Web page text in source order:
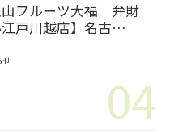
山フルーツ大福 弁財
戸川越店】名古…
せ
04